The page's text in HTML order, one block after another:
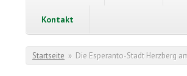
Kontakt
Sie sind hier
Startseite » Die Esperanto-Stadt Herzberg